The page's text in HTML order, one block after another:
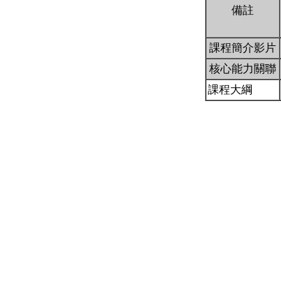
備註
課程簡介影片
核心能力關聯
課程大綱